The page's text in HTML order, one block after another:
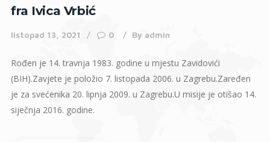
fra Ivica Vrbić
listopad 13, 2021 0 By admin
Rođen je 14. travnja 1983. godine u mjestu Zavidovići
(BIH).Zavjete je položio 7. listopada 2006. u Zagrebu.Zaređen
je za svećenika 20. lipnja 2009. u Zagrebu.U misije je otišao 14.
siječnja 2016. godine.